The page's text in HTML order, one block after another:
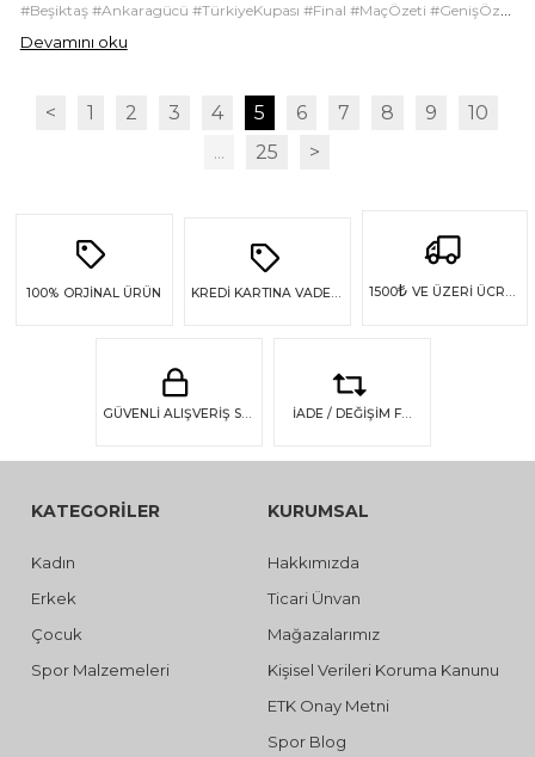
Devamını oku
< 1 2 3 4 5 6 7 8 9
10
...
25 >
100% ORJİNAL ÜRÜN KREDİ KARTINA VADE FARKSIZ 4 TAKSİT 1500₺ VE ÜZERİ ÜCRETSİZ KARGO
GÜVENLİ ALIŞVERİŞ SSL GÜVENLİĞİ İADE / DEĞİŞİM FIRSATI
KATEGORİLER
Kadın
Erkek
Çocuk
Spor Malzemeleri
KURUMSAL
Hakkımızda
Ticari Ünvan
Mağazalarımız
Kişisel Verileri Koruma Kanunu
ETK Onay Metni
Spor Blog